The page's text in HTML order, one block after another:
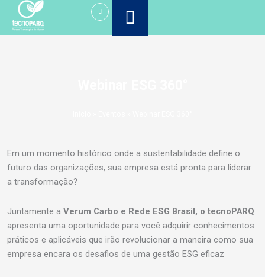
para
o
Em um momento histórico onde a sustentabilidade define o
futuro das organizações, sua empresa está pronta para liderar
a transformação?
Juntamente a Verum Carbo e Rede ESG Brasil, o tecnoPARQ
apresenta uma oportunidade para você adquirir conhecimentos
práticos e aplicáveis que irão revolucionar a maneira como sua
empresa encara os desafios de uma gestão ESG eficaz